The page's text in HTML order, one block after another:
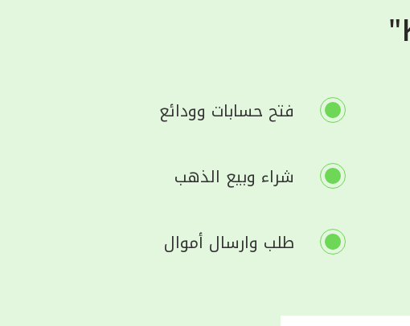
فتح حسابات وودائع
شراء وبيع الذهب
طلب وارسال أموال